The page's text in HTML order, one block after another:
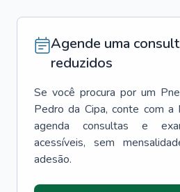
Agende uma
reduzidos
Se você procura por um
Pedro da Cipa, conte com a
agenda consultas e
acessíveis, sem
adesão.